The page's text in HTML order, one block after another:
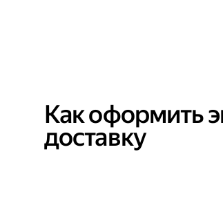
Как оформить
доставку